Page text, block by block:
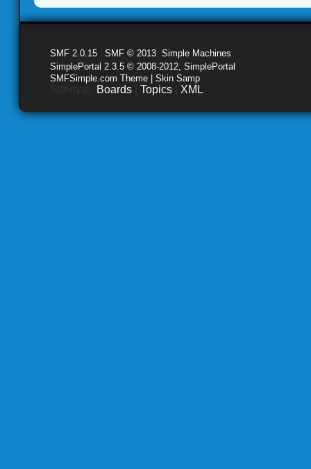
SMF 2.0.15 SMF © 2013 Simple Machines
SimplePortal 2.3.5 © 2008-2012, SimplePortal
SMFSimple.com Theme | Skin Samp
Boards Topics XML